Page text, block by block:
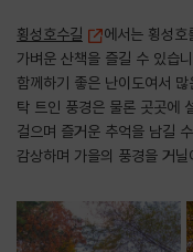
횡성호수길
에서는 횡성호
가벼운 산책을 즐길 수 있습
함께하기 좋은 난이도여서
탁 트인 풍경은 물론 곳곳에
걸으며 즐거운 추억을 남길
감상하며 가을의 풍경을 거닐